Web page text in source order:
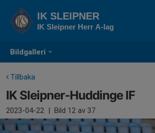
Bildgalleri
IK SLEIPNER
IK Sleipner Herr A-lag
Tillbaka
IK Sleipner-Huddinge IF
2023-04-22 | Bild 12 av 37